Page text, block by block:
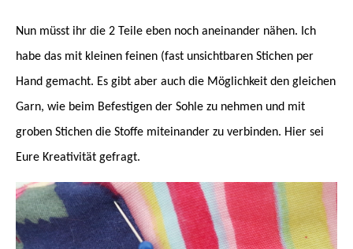
Nun müsst ihr die 2 Teile eben noch aneinander nähen. Ich
habe das mit kleinen feinen (fast unsichtbaren Stichen per
Hand gemacht. Es gibt aber auch die Möglichkeit den gleichen
Garn, wie beim Befestigen der Sohle zu nehmen und mit
groben Stichen die Stoffe miteinander zu verbinden. Hier sei
Eure Kreativität gefragt.